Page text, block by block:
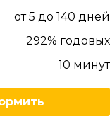
от 5 до 140 дней
292% годовых
10 минут